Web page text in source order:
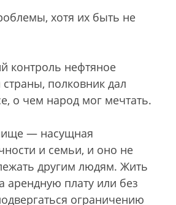
хотя их быть не
контроль нефтяное
страны, полковник дал
о чем народ мог мечтать.
— насущная
и семьи, и оно не
другим людям. Жить
арендную плату или без
ограничению